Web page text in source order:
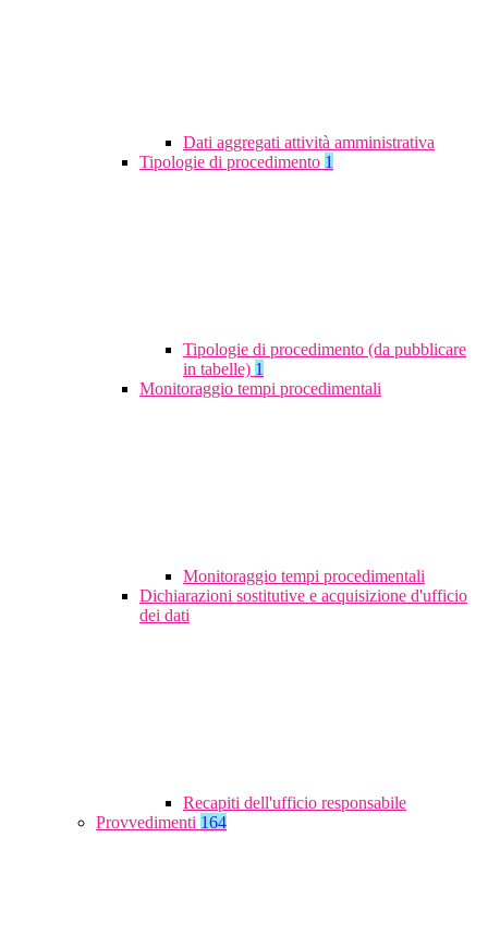
Dati aggregati attività amministrativa
Tipologie di procedimento 1
Tipologie di procedimento (da pubblicare
in tabelle) 1
Monitoraggio tempi procedimentali
Monitoraggio tempi procedimentali
Dichiarazioni sostitutive e acquisizione d'ufficio
dei dati
Recapiti dell'ufficio responsabile
Provvedimenti 164